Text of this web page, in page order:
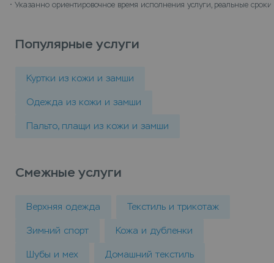
• Указанно ориентировочное время исполнения услуги, реальные сроки
Популярные услуги
Куртки из кожи и замши
Одежда из кожи и замши
Пальто, плащи из кожи и замши
Смежные услуги
Верхняя одежда Текстиль и трикотаж
Зимний спорт Кожа и дубленки
Шубы и мех Домашний текстиль